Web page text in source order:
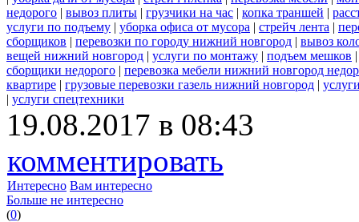
недорого | вывоз плиты | грузчики на час | копка траншей |
услуги по подъему | уборка офиса от мусора | стрейч лента |
сборщиков | перевозки по городу нижний новгород | вывоз
вещей нижний новгород | услуги по монтажу | подъем мешков
сборщики недорого | перевозка мебели нижний новгород
квартире | грузовые перевозки газель нижний новгород |
| услуги спецтехники
19.08.2017 в 08:43
комментировать
Интересно Вам интересно
Больше не интересно
(0)